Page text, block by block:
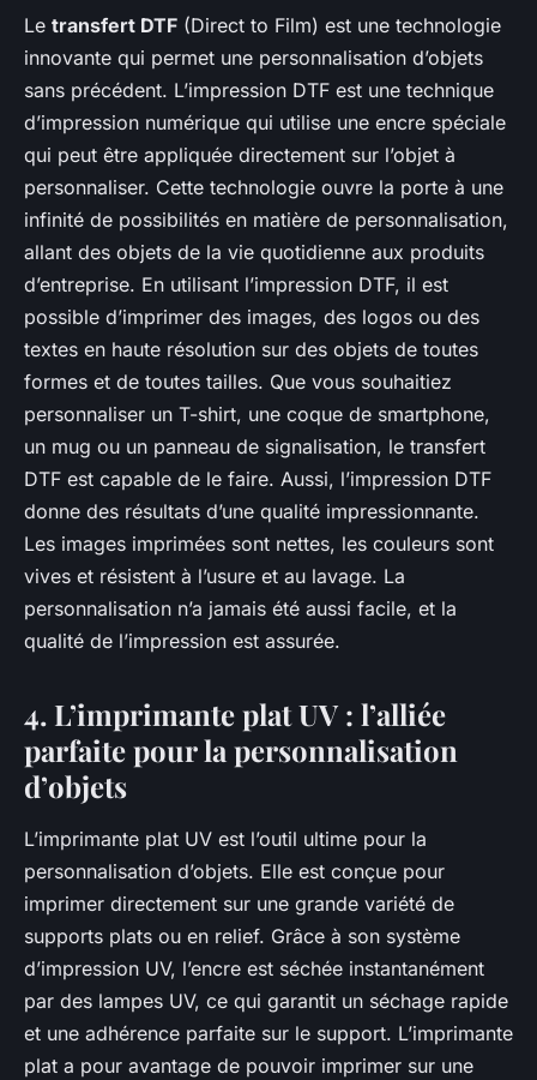
Le transfert DTF (Direct to Film) est une technologie
innovante qui permet une personnalisation d’objets
sans précédent. L’impression DTF est une technique
d’impression numérique qui utilise une encre spéciale
qui peut être appliquée directement sur l’objet à
personnaliser. Cette technologie ouvre la porte à une
infinité de possibilités en matière de personnalisation,
allant des objets de la vie quotidienne aux produits
d’entreprise. En utilisant l’impression DTF, il est
possible d’imprimer des images, des logos ou des
textes en haute résolution sur des objets de toutes
formes et de toutes tailles. Que vous souhaitiez
personnaliser un T-shirt, une coque de smartphone,
un mug ou un panneau de signalisation, le transfert
DTF est capable de le faire. Aussi, l’impression DTF
donne des résultats d’une qualité impressionnante.
Les images imprimées sont nettes, les couleurs sont
vives et résistent à l’usure et au lavage. La
personnalisation n’a jamais été aussi facile, et la
qualité de l’impression est assurée.
4. L’imprimante plat UV : l’alliée
parfaite pour la personnalisation
d’objets
L’imprimante plat UV est l’outil ultime pour la
personnalisation d’objets. Elle est conçue pour
imprimer directement sur une grande variété de
supports plats ou en relief. Grâce à son système
d’impression UV, l’encre est séchée instantanément
par des lampes UV, ce qui garantit un séchage rapide
et une adhérence parfaite sur le support. L’imprimante
plat a pour avantage de pouvoir imprimer sur une